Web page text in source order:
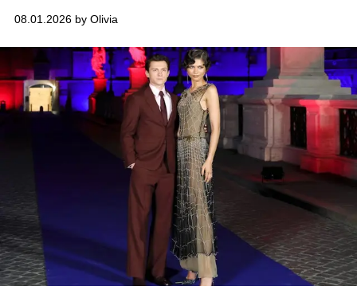
manh trên mặt hồ yên tĩnh trở thành một phần trong ngôn
ngữ sáng tạo mới của Dior.
08.01.2026 by Olivia